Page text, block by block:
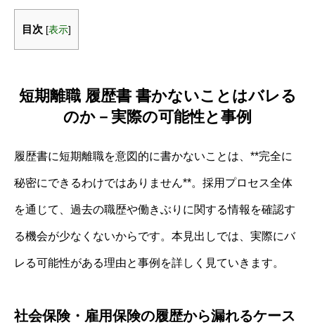
目次 [表示]
短期離職 履歴書 書かないことはバレる
のか－実際の可能性と事例
履歴書に短期離職を意図的に書かないことは、**完全に
秘密にできるわけではありません**。採用プロセス全体
を通じて、過去の職歴や働きぶりに関する情報を確認す
る機会が少なくないからです。本見出しでは、実際にバ
レる可能性がある理由と事例を詳しく見ていきます。
社会保険・雇用保険の履歴から漏れるケース